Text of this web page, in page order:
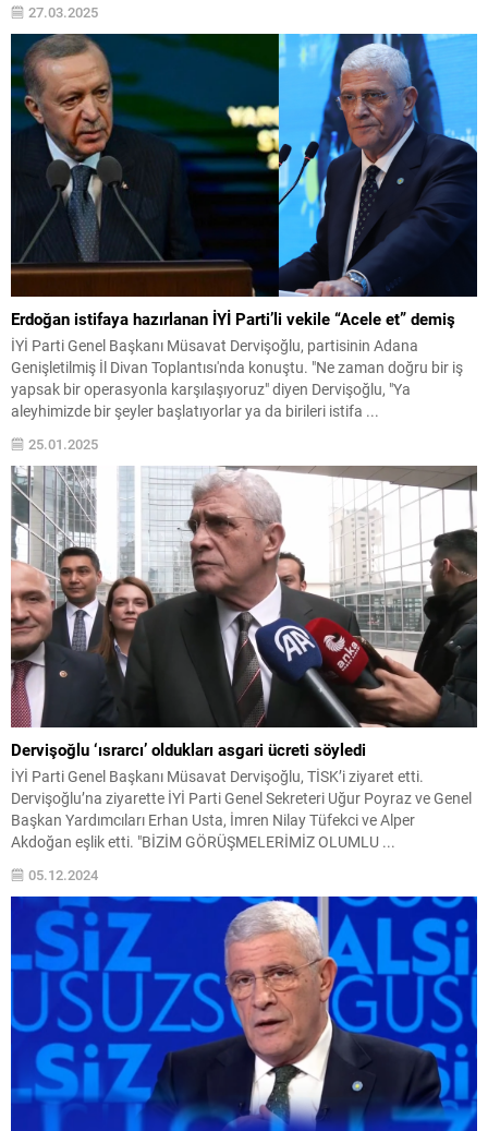
şantajdır"...
27.03.2025
Erdoğan istifaya hazırlanan İYİ Parti’li vekile “Acele et” demiş
İYİ Parti Genel Başkanı Müsavat Dervişoğlu, partisinin Adana
Genişletilmiş İl Divan Toplantısı'nda konuştu. "Ne zaman doğru bir iş
yapsak bir operasyonla karşılaşıyoruz" diyen Dervişoğlu, "Ya
aleyhimizde bir şeyler başlatıyorlar ya da birileri istifa ...
25.01.2025
Dervişoğlu ‘ısrarcı’ oldukları asgari ücreti söyledi
İYİ Parti Genel Başkanı Müsavat Dervişoğlu, TİSK’i ziyaret etti.
Dervişoğlu’na ziyarette İYİ Parti Genel Sekreteri Uğur Poyraz ve Genel
Başkan Yardımcıları Erhan Usta, İmren Nilay Tüfekci ve Alper
Akdoğan eşlik etti. "BİZİM GÖRÜŞMELERİMİZ OLUMLU ...
05.12.2024